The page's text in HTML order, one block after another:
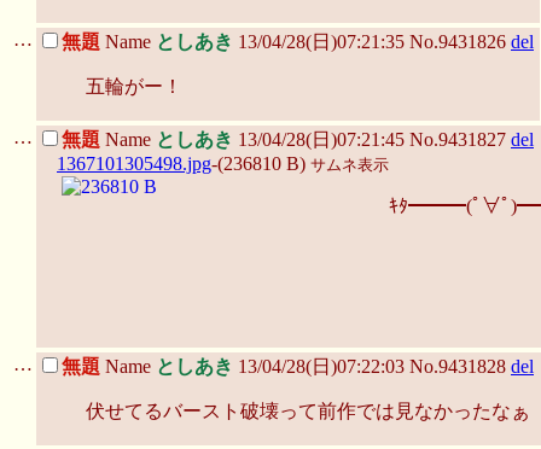
… 無題 Name としあき 13/04/28(日)07:21:35 No.9431826 del
五輪がー！
… 無題 Name としあき 13/04/28(日)07:21:45 No.9431827 del
1367101305498.jpg-(236810 B) サムネ表示
ｷﾀ━━━(ﾟ∀ﾟ
… 無題 Name としあき 13/04/28(日)07:22:03 No.9431828 del
伏せてるバースト破壊って前作では見なかったなぁ